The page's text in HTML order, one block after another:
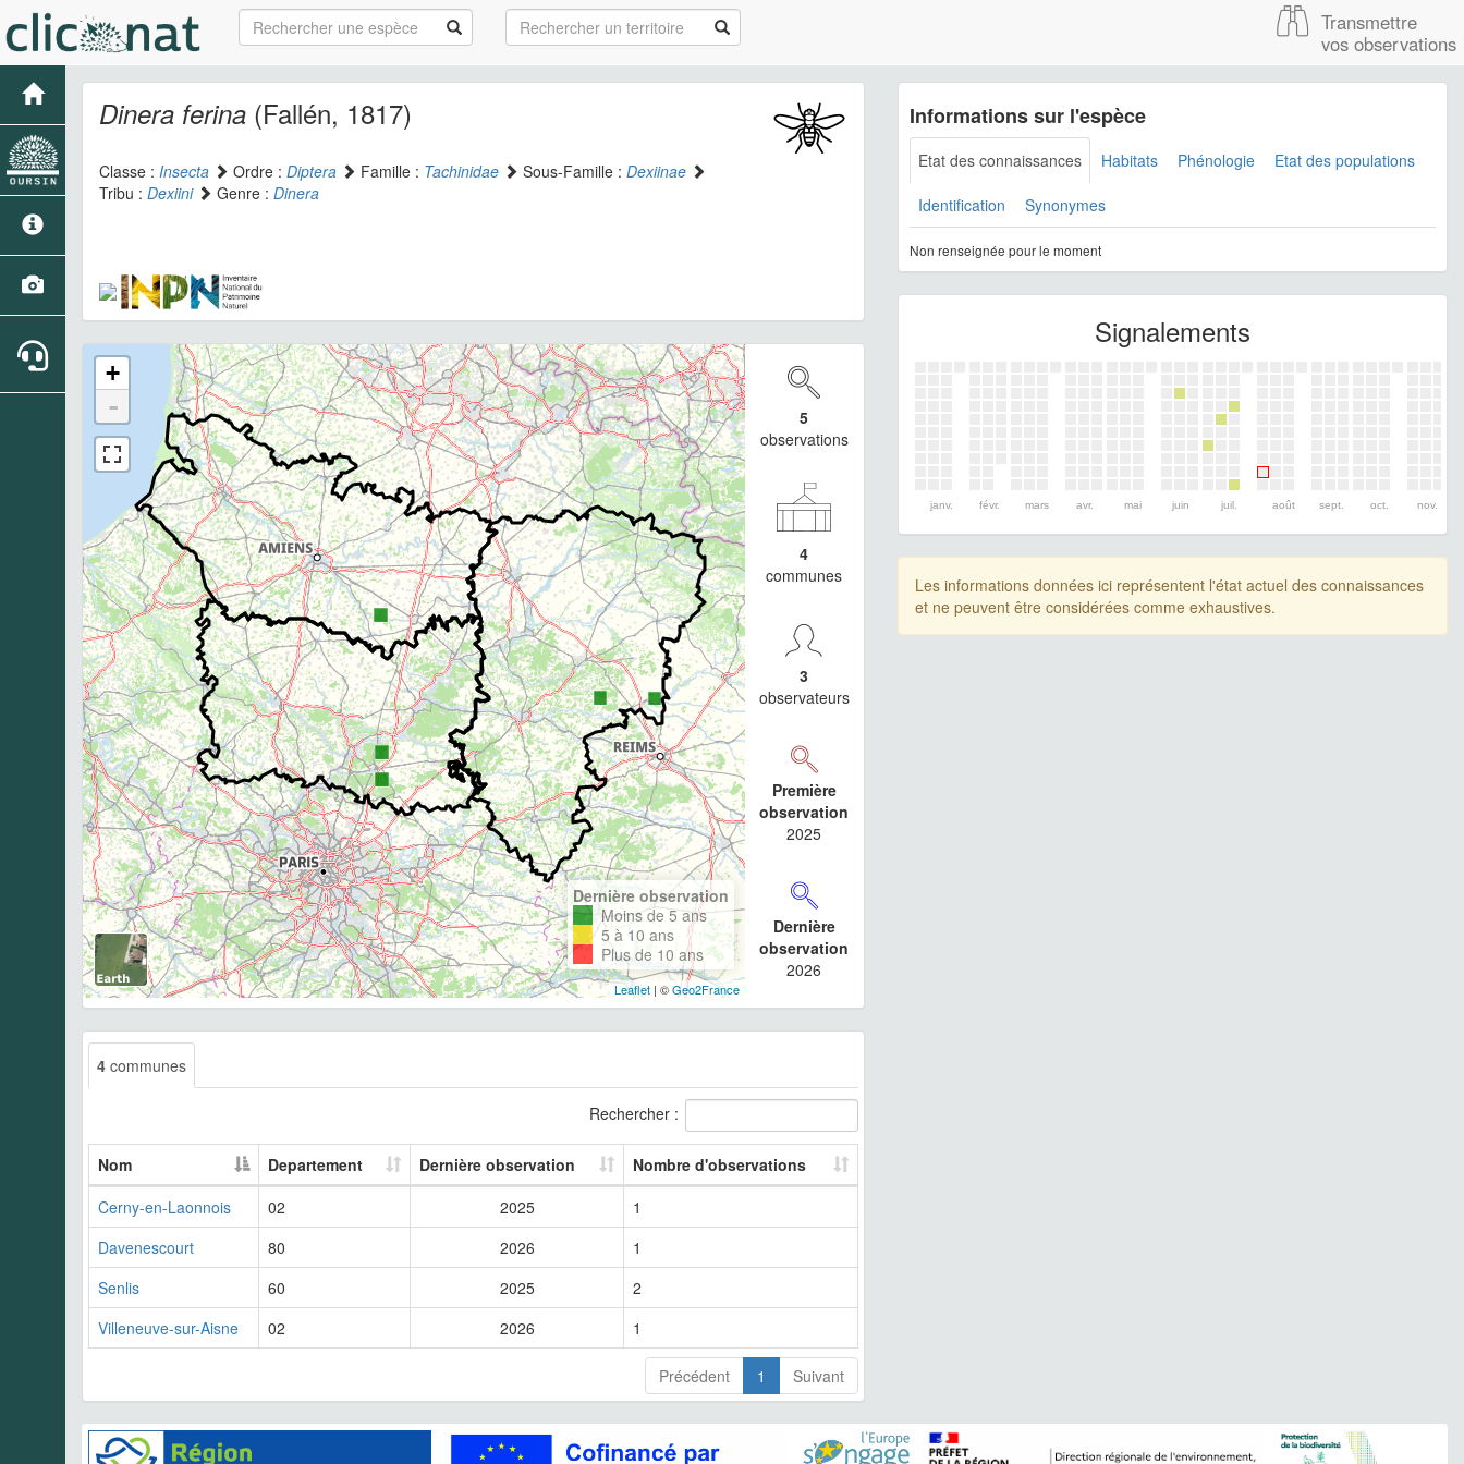
Transmettre
vos observations
Dinera ferina (Fallén, 1817)
Classe : Insecta Ordre : Diptera Famille : Tachinidae Sous-Famille : Dexiinae
Tribu : Dexiini Genre : Dinera
+
-
Dernière observation
Moins de 5 ans
5 à 10 ans
Plus de 10 ans
Leaflet| ©Geo2France
5
observations
4
communes
3
observateurs
Première
observation
2025
Dernière
observation
2026
4 communes
Rechercher :
Nom Departement Dernière observation
Nombre d'observations
Cerny-en-Laonnois
02 2025
1
Davenescourt
80 2026
1
Senlis
60 2025
2
Villeneuve-sur-Aisne
02 2026 1
Précédent 1 Suivant
Informations sur l'espèce
Etat des connaissances Habitats Phénologie Etat des populations
Identification Synonymes
Non renseignée pour le moment
Signalements
janv. févr. mars avr. mai juin juil. août sept. oct. nov.
Les informations données ici représentent l'état actuel des connaissances
et ne peuvent être considérées comme exhaustives.